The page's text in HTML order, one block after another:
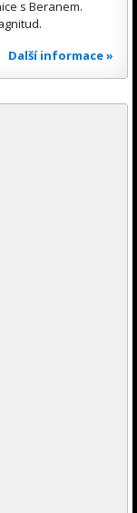
s Beranem.
Další informace »